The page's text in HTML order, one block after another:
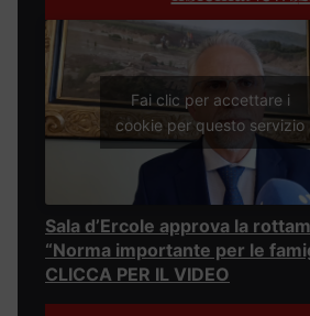
Fai clic per accettare i
cookie per questo servizio
Sala d’Ercole approva la
“Norma importante per le
CLICCA PER IL VIDEO